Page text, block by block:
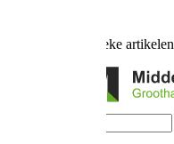
unieke artikelen